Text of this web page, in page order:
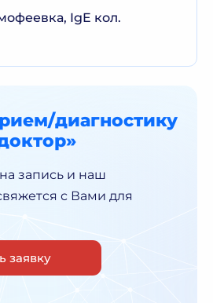
IgE кол.
диагностику
запись и наш
с Вами для
заявку